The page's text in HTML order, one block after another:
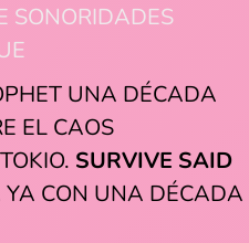
SONORIDADES
UNA DÉCADA
EL CAOS
SURVIVE SAID
CON UNA DÉCADA